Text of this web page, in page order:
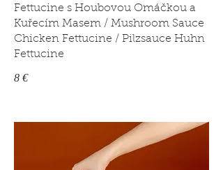
Fettucine s Houbovou Omáčkou a
Kuřecím Masem / Mushroom Sauce
Chicken Fettucine / Pilzsauce Huhn
Fettucine
8 €